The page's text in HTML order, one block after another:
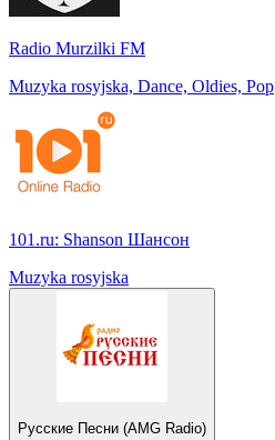
Radio Murzilki FM
Muzyka rosyjska, Dance, Oldies, Pop
101.ru: Shanson Шансон
Muzyka rosyjska
Русские Песни (AMG Radio)